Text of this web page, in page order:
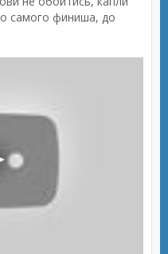
самого финиша, до